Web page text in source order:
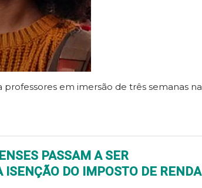
em imersão de três semanas na
PASSAM A SER
DO IMPOSTO DE RENDA